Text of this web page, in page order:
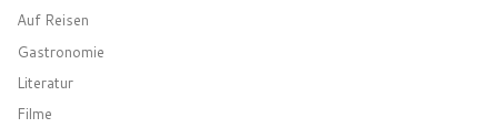
Auf Reisen
Gastronomie
Literatur
Filme